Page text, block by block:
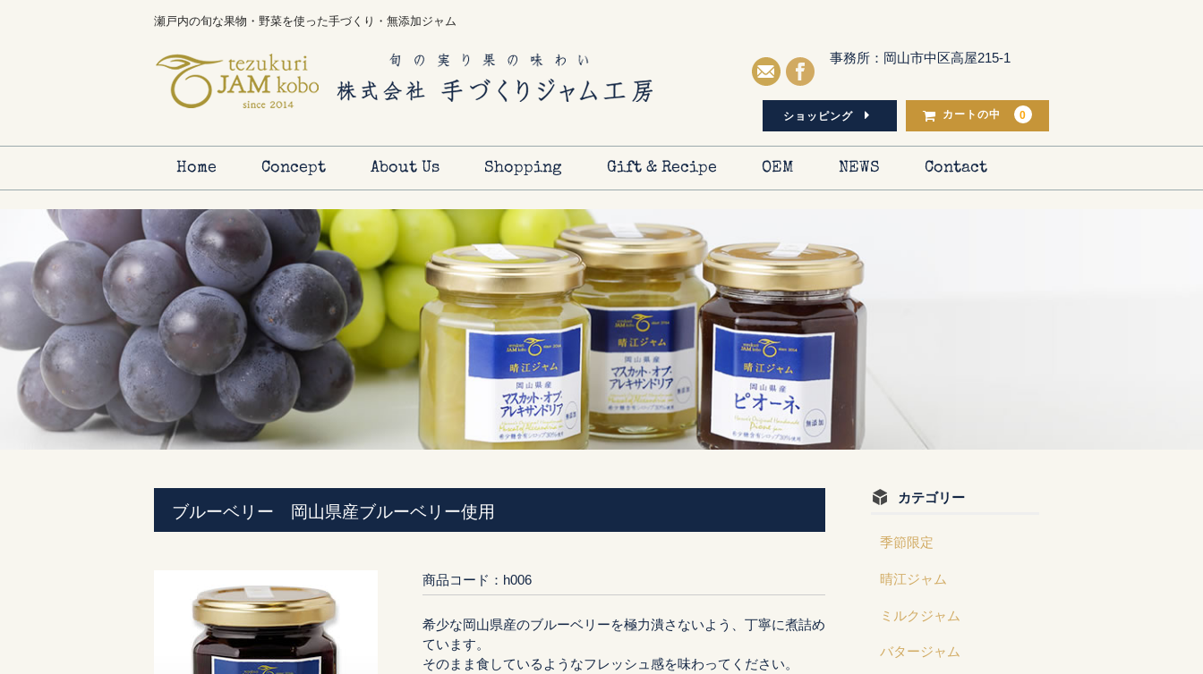
瀬戸内の旬な果物・野菜を使った手づくり・無添加ジャム
事務所：岡山市中区高屋215-1
カートの中 0
ショッピング
Home Concept About Us Shopping Gift & Recipe OEM NEWS Contact
ブルーベリー 岡山県産ブルーベリー使用
商品コード：h006
希少な岡山県産のブルーベリーを極力潰さないよう、丁寧に煮詰め
ています。
そのまま食しているようなフレッシュ感を味わってください。
カテゴリー
季節限定
晴江ジャム
ミルクジャム
バタージャム